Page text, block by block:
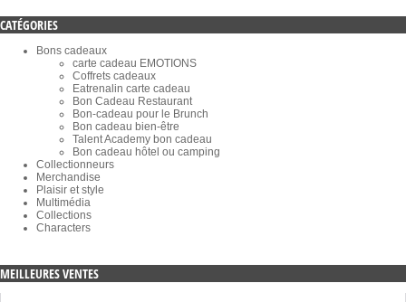
CATÉGORIES
Bons cadeaux
carte cadeau EMOTIONS
Coffrets cadeaux
Eatrenalin carte cadeau
Bon Cadeau Restaurant
Bon-cadeau pour le Brunch
Bon cadeau bien-être
Talent Academy bon cadeau
Bon cadeau hôtel ou camping
Collectionneurs
Merchandise
Plaisir et style
Multimédia
Collections
Characters
MEILLEURES VENTES